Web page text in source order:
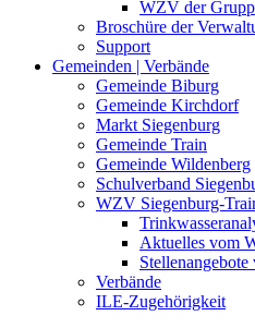
WZV der
Broschüre der
Support
Gemeinden | Verbände
Gemeinde Biburg
Gemeinde Kirchdorf
Markt Siegenburg
Gemeinde Train
Gemeinde Wildenberg
Schulverband
WZV Siegenburg-
Aktuelles vom
Verbände
ILE-Zugehörigkeit